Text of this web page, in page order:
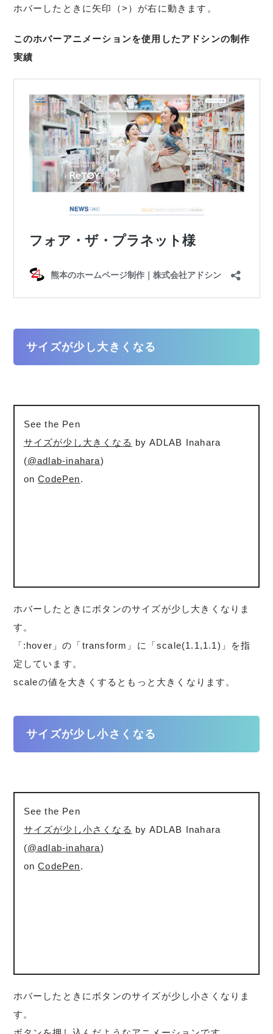
ホバーしたときに矢印（>）が右に動きます。
このホバーアニメーションを使用したアドシンの制作
実績
サイズが少し大きくなる
See the Pen
サイズが少し大きくなる by ADLAB Inahara
(@adlab-inahara)
onCodePen.
ホバーしたときにボタンのサイズが少し大きくなりま
す。
「:hover」の「transform」に「scale(1.1,1.1)」を指
定しています。
scaleの値を大きくするともっと大きくなります。
サイズが少し小さくなる
See the Pen
サイズが少し小さくなる by ADLAB Inahara
(@adlab-inahara)
onCodePen.
ホバーしたときにボタンのサイズが少し小さくなりま
す。